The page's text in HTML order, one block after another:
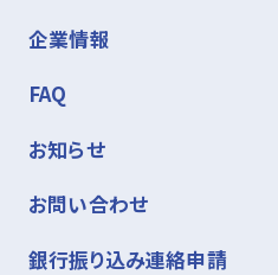
企業情報
FAQ
お知らせ
お問い合わせ
銀行振り込み連絡申請